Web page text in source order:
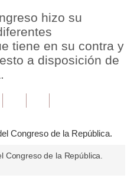
hizo su
tiene en su contra y
a disposición de
Congreso de la República.